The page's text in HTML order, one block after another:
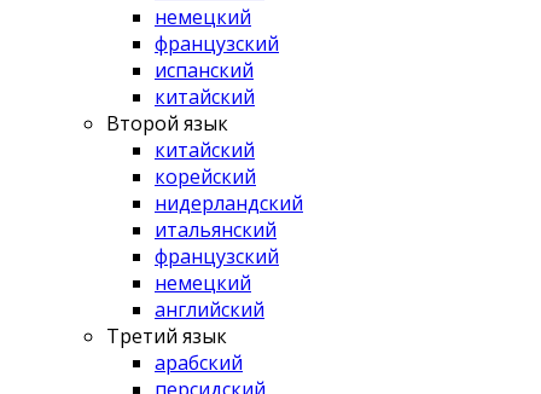
немецкий
французский
испанский
китайский
Второй язык
китайский
корейский
нидерландский
итальянский
французский
немецкий
английский
Третий язык
арабский